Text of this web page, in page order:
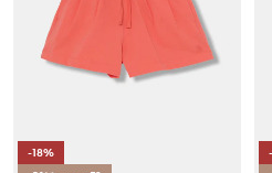
-18%